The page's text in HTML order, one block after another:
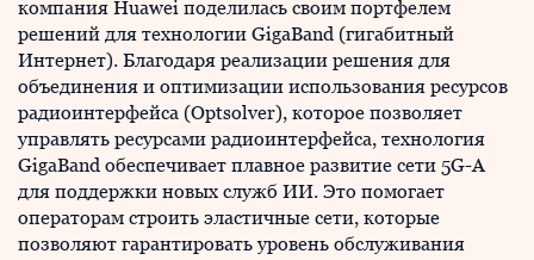
компания Huawei поделилась своим портфелем
решений для технологии GigaBand (гигабитный
Интернет). Благодаря реализации решения для
объединения и оптимизации использования ресурсов
радиоинтерфейса (Optsolver), которое позволяет
управлять ресурсами радиоинтерфейса, технология
GigaBand обеспечивает плавное развитие сети 5G-A
для поддержки новых служб ИИ. Это помогает
операторам строить эластичные сети, которые
позволяют гарантировать уровень обслуживания